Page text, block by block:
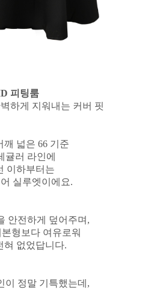
피팅룸
하게 지워내는 커버 핏
깨 넓은 66 기준
귤러 라인에
이하부터는
실루엣이에요.
안전하게 덮어주며,
형보다 여유로워
혀 없었답니다.
이 정말 기특했는데,